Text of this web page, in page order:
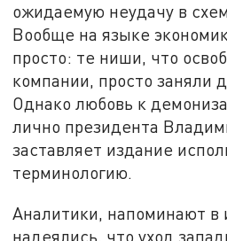
ожидаемую неудачу в
Вообще на языке
просто: те ниши, что
компании, просто заняли
Однако любовь к
лично президента
заставляет издание
терминологию.
Аналитики, напоминают в
надеялись, что уход